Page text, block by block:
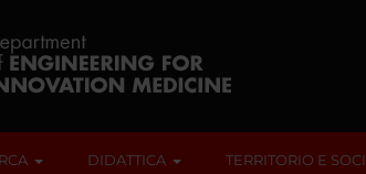
DIDATTICA TERRITORIO E